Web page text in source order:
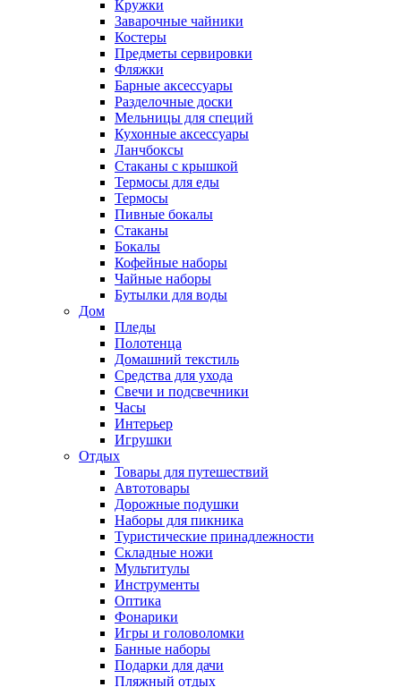
Кружки
Заварочные чайники
Костеры
Предметы сервировки
Фляжки
Барные аксессуары
Разделочные доски
Мельницы для специй
Кухонные аксессуары
Ланчбоксы
Стаканы с крышкой
Термосы для еды
Термосы
Пивные бокалы
Стаканы
Бокалы
Кофейные наборы
Чайные наборы
Бутылки для воды
Дом
Пледы
Полотенца
Домашний текстиль
Средства для ухода
Свечи и подсвечники
Часы
Интерьер
Игрушки
Отдых
Товары для путешествий
Автотовары
Дорожные подушки
Наборы для пикника
Туристические принадлежности
Складные ножи
Мультитулы
Инструменты
Оптика
Фонарики
Игры и головоломки
Банные наборы
Подарки для дачи
Пляжный отдых